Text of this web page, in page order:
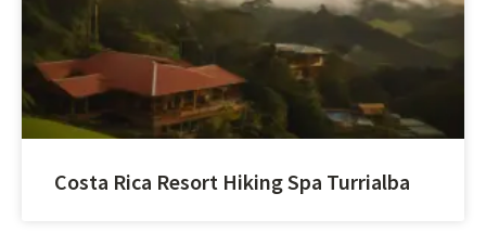
Costa Rica Resort Hiking Spa Turrialba